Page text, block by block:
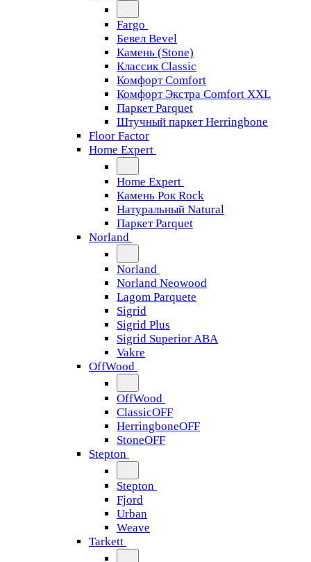
Fargo
Бевел Bevel
Камень (Stone)
Классик Classic
Комфорт Comfort
Комфорт Экстра Comfort XXL
Паркет Parquet
Штучный паркет Herringbone
Floor Factor
Home Expert
Home Expert
Камень Рок Rock
Натуральный Natural
Паркет Parquet
Norland
Norland
Norland Neowood
Lagom Parquete
Sigrid
Sigrid Plus
Sigrid Superior ABA
Vakre
OffWood
OffWood
ClassicOFF
HerringboneOFF
StoneOFF
Stepton
Stepton
Fjord
Urban
Weave
Tarkett